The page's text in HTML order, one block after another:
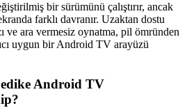
bir sürümünü çalıştırır, ancak
farklı davranır. Uzaktan dostu
ve ara vermesiz oynatma, pil ömründen
uygun bir Android TV arayüzü
Android TV